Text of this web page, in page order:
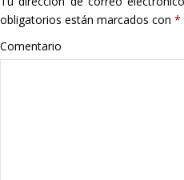
Hogar
Informática
obligatorios están marcados con *
Comentario